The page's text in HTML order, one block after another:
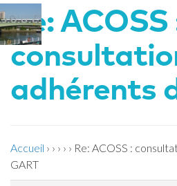
Re: ACOSS
adhérents
Accueil › › › › › Re: ACOSS :
GART